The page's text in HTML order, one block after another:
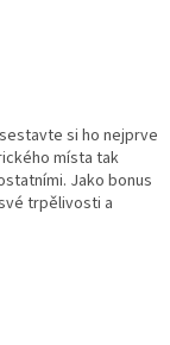
si ho nejprve
místa tak
Jako bonus
trpělivosti a